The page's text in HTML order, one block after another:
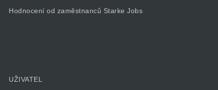
Hodnocení od zaměstnanců Starke Jobs
UŽIVATEL